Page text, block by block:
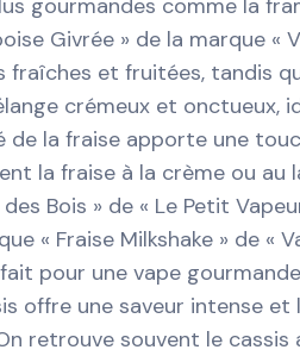
gourmandes comme la
Givrée » de la marque «
fraîches et fruitées, tandis
crémeux et onctueux,
de la fraise apporte une
la fraise à la crème ou
des Bois » de « Le Petit
« Fraise Milkshake » de «
pour une vape
offre une saveur intense
retrouve souvent le cassis